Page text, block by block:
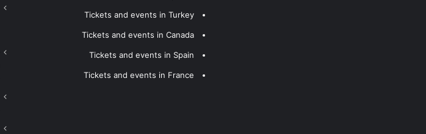
Tickets and events in Turkey
Tickets and events in Canada
Tickets and events in Spain
Tickets and events in France